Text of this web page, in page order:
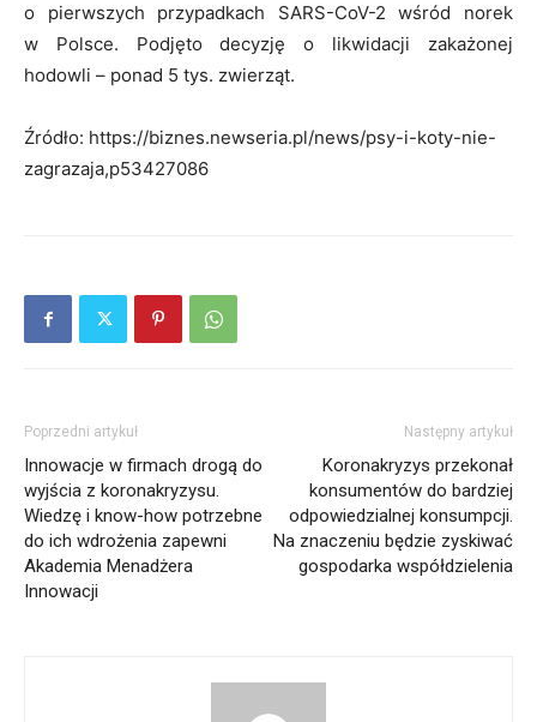
o pierwszych przypadkach SARS-CoV-2 wśród norek
w Polsce. Podjęto decyzję o likwidacji zakażonej
hodowli – ponad 5 tys. zwierząt.
Źródło: https://biznes.newseria.pl/news/psy-i-koty-nie-
zagrazaja,p53427086
Poprzedni artykuł
Innowacje w firmach drogą do
wyjścia z koronakryzysu.
Wiedzę i know-how potrzebne
do ich wdrożenia zapewni
Akademia Menadżera
Innowacji
Następny artykuł
Koronakryzys przekonał
konsumentów do bardziej
odpowiedzialnej konsumpcji.
Na znaczeniu będzie zyskiwać
gospodarka współdzielenia